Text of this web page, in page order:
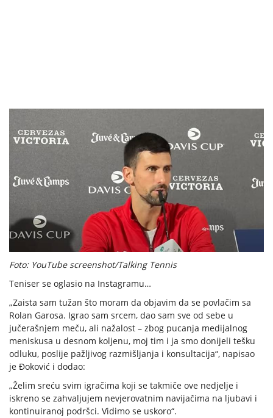
Foto: YouTube screenshot/Talking Tennis
Teniser se oglasio na Instagramu…
„Zaista sam tužan što moram da objavim da se povlačim sa
Rolan Garosa. Igrao sam srcem, dao sam sve od sebe u
jučerašnjem meču, ali nažalost – zbog pucanja medijalnog
meniskusa u desnom koljenu, moj tim i ja smo donijeli tešku
odluku, poslije pažljivog razmišljanja i konsultacija“, napisao
je Đoković i dodao:
„Želim sreću svim igračima koji se takmiče ove nedjelje i
iskreno se zahvaljujem nevjerovatnim navijačima na ljubavi i
kontinuiranoj podršci. Vidimo se uskoro“.